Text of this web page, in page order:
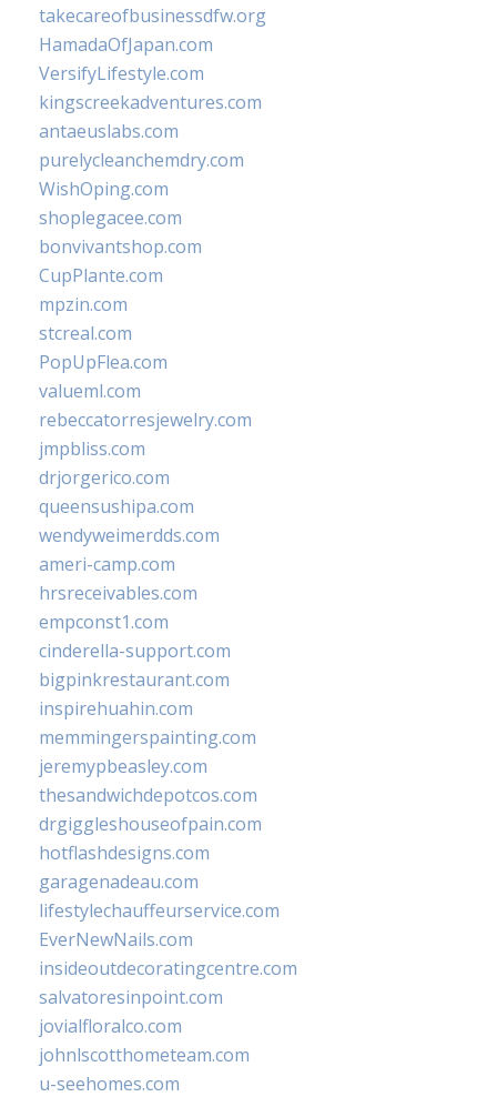
takecareofbusinessdfw.org
HamadaOfJapan.com
VersifyLifestyle.com
kingscreekadventures.com
antaeuslabs.com
purelycleanchemdry.com
WishOping.com
shoplegacee.com
bonvivantshop.com
CupPlante.com
mpzin.com
stcreal.com
PopUpFlea.com
valueml.com
rebeccatorresjewelry.com
jmpbliss.com
drjorgerico.com
queensushipa.com
wendyweimerdds.com
ameri-camp.com
hrsreceivables.com
empconst1.com
cinderella-support.com
bigpinkrestaurant.com
inspirehuahin.com
memmingerspainting.com
jeremypbeasley.com
thesandwichdepotcos.com
drgiggleshouseofpain.com
hotflashdesigns.com
garagenadeau.com
lifestylechauffeurservice.com
EverNewNails.com
insideoutdecoratingcentre.com
salvatoresinpoint.com
jovialfloralco.com
johnlscotthometeam.com
u-seehomes.com